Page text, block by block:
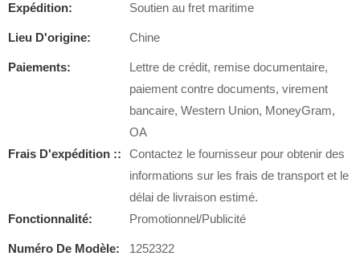
Expédition: Soutien au fret maritime
Lieu D'origine: Chine
Paiements:
Lettre de crédit, remise documentaire,
paiement contre documents, virement
bancaire, Western Union, MoneyGram,
OA
Frais D'expédition ::
Contactez le fournisseur pour obtenir des
informations sur les frais de transport et le
délai de livraison estimé.
Fonctionnalité:
Promotionnel/Publicité
Numéro De Modèle: 1252322